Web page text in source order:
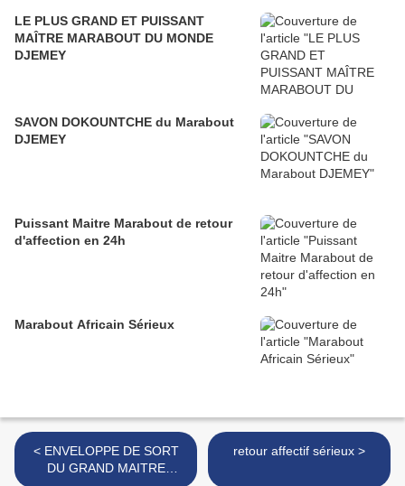
LE PLUS GRAND ET PUISSANT
MAÎTRE MARABOUT DU MONDE
DJEMEY
SAVON DOKOUNTCHE du Marabout
DJEMEY
Puissant Maitre Marabout de retour
d'affection en 24h
Marabout Africain Sérieux
< ENVELOPPE DE SORT
DU GRAND MAITRE
retour affectif sérieux >